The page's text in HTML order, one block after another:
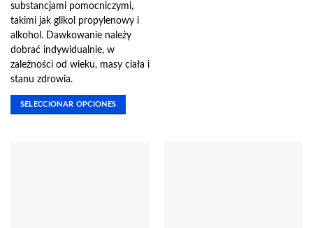
substancjami pomocniczymi,
takimi jak glikol propylenowy i
alkohol. Dawkowanie należy
dobrać indywidualnie, w
zależności od wieku, masy ciała i
stanu zdrowia.
SELECCIONAR OPCIONES